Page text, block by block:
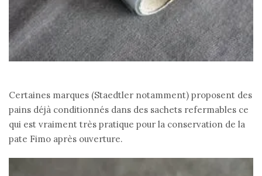
Certaines marques (Staedtler notamment) proposent des
pains déjà conditionnés dans des sachets refermables ce
qui est vraiment très pratique pour la conservation de la
pate Fimo après ouverture.